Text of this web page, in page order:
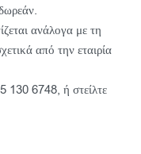
ανάλογα με τη
από την εταιρία
130 6748, ή στείλτε